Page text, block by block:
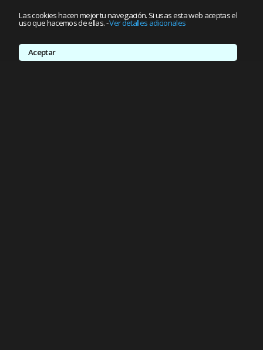
Las cookies hacen mejor tu navegación. Si usas esta web aceptas el
uso que hacemos de ellas.-Ver detalles adicionales
Aceptar